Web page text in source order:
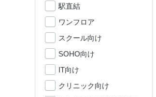
駅直結
ワンフロア
スクール向け
SOHO向け
IT向け
クリニック向け